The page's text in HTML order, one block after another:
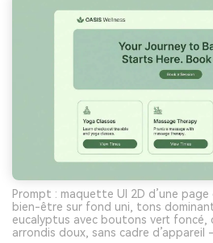
Prompt : maquette UI 2D d’une page
bien-être sur fond uni, tons
eucalyptus avec boutons vert foncé,
arrondis doux, sans cadre d’appareil